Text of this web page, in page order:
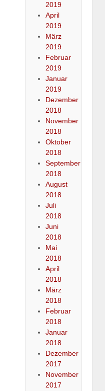
2019
April
2019
März
2019
Februar
2019
Januar
2019
Dezember
2018
November
2018
Oktober
2018
September
2018
August
2018
Juli
2018
Juni
2018
Mai
2018
April
2018
März
2018
Februar
2018
Januar
2018
Dezember
2017
November
2017